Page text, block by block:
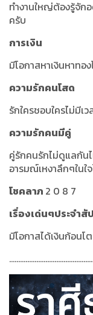
ทำงานใหญ่ต้องรู้จัก
ครับ
การเงิน
มีโอกาสหาเงินหาทอ
ความรักคนโสด
รักใครชอบใครไม่มีเ
ความรักคนมีคู่
คู่รักคนรักไม่ดูแลกันไ
อารมณ์เหงาลึกๆในใ
โชคลาภ 2 0 8 7
เรื่องเด่นๆประจำสั
มีโอกาสได้เงินก้อนโ